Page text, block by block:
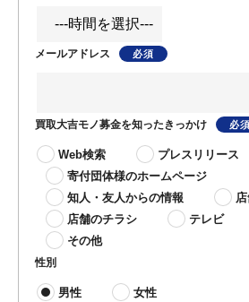
メールアドレス
買取大吉モノ募金を知ったきっかけ
Web検索
プレスリリース
寄付団体様のホームページ
知人・友人からの情報
店舗のチラシ
テレビ
その他
性別
男性 女性